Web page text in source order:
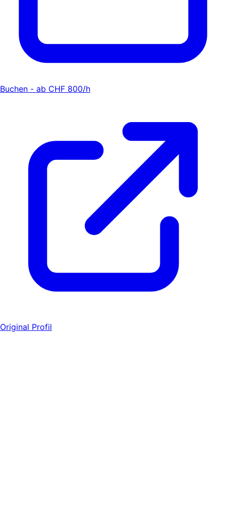
Buchen - ab CHF 800/h
Original Profil